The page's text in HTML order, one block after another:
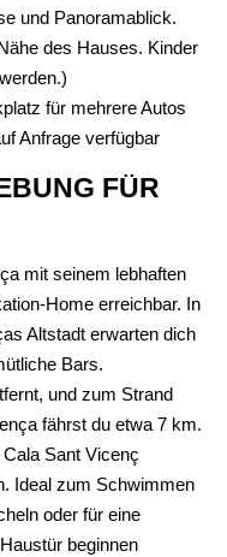
und Panoramablick.
des Hauses. Kinder
für mehrere Autos
Anfrage verfügbar
FÜR
mit seinem lebhaften
Home erreichbar. In
Altstadt erwarten dich
Bars.
und zum Strand
fährst du etwa 7 km.
Sant Vicenç
Ideal zum Schwimmen
oder für eine
beginnen